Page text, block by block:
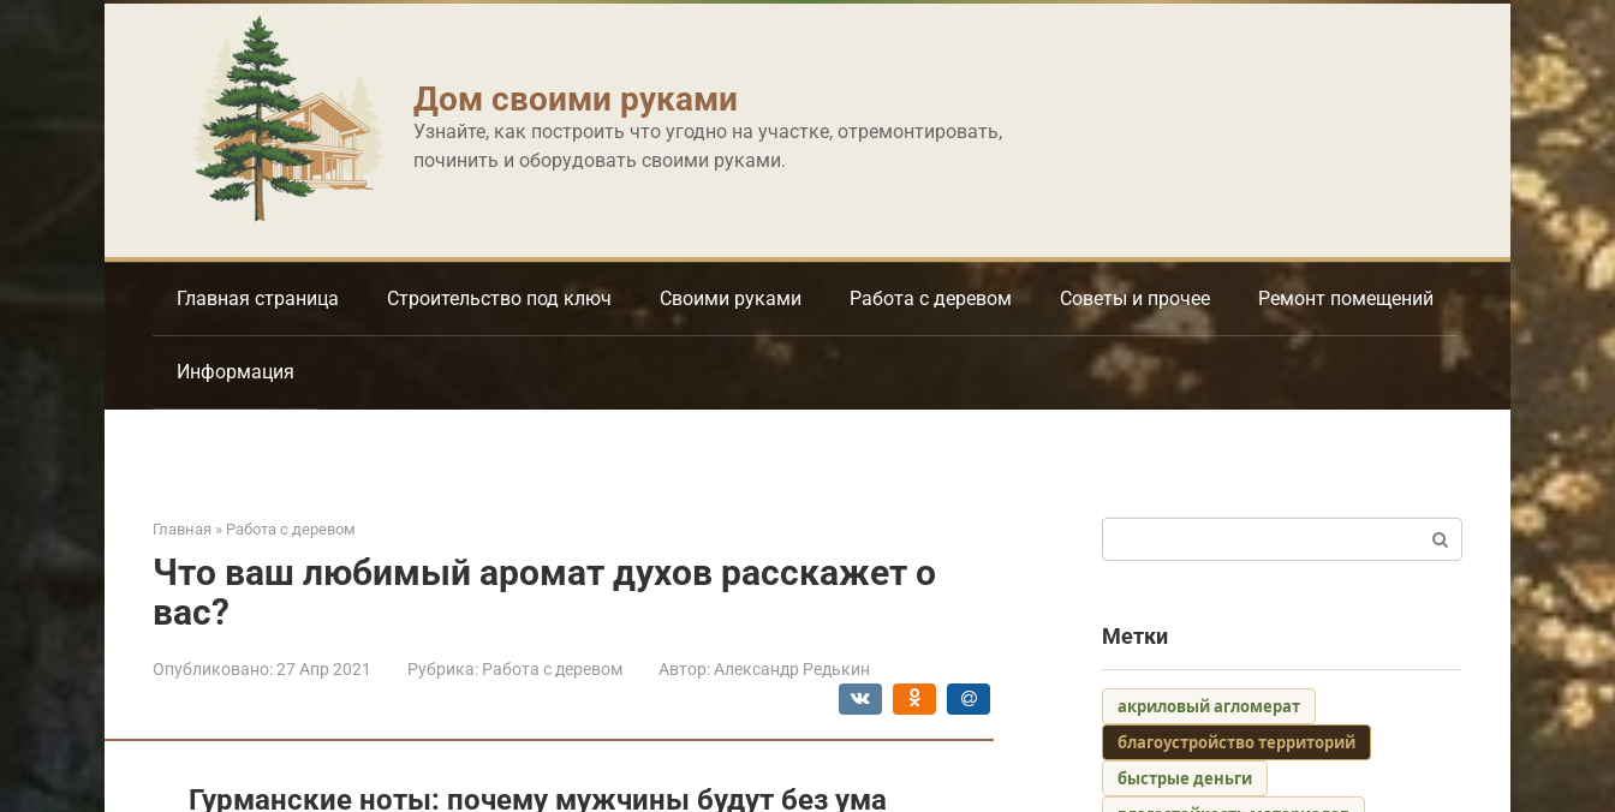
Дом своими руками
Узнайте, как построить что угодно на участке, отремонтировать,
починить и оборудовать своими руками.
Главная страница Строительство под ключ Своими руками Работа с деревом Советы и прочее Ремонт помещений
Информация
Главная » Работа с деревом
Что ваш любимый аромат духов расскажет о
вас?
Опубликовано:27 Апр 2021 Рубрика: Работа с деревом Автор: Александр Редькин
Гурманские ноты: почему мужчины будут без ума
Метки
акриловый агломерат
благоустройство территорий
быстрые деньги